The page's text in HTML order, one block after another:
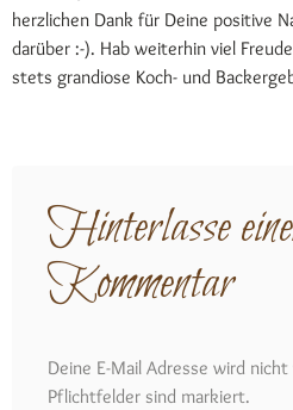
herzlichen Dank für Deine positive
darüber :-). Hab weiterhin viel
stets grandiose Koch- und
Hinterlasse
Kommentar
Deine E-Mail Adresse wird
Pflichtfelder sind markiert.